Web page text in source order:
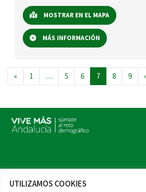
UTILIZAMOS COOKIES
MOSTRAR EN EL MAPA
MÁS INFORMACIÓN
Navegación de entradas
« 1 … 5 6 7 8 9